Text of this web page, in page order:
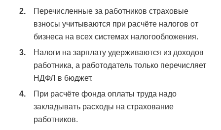
Перечисленные за работников страховые
взносы учитываются при расчёте налогов от
бизнеса на всех системах налогообложения.
Налоги на зарплату удерживаются из доходов
работника, а работодатель только перечисляет
НДФЛ в бюджет.
При расчёте фонда оплаты труда надо
закладывать расходы на страхование
работников.